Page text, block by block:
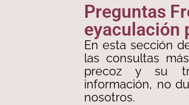
Preguntas
eyaculación
En esta sección
las consultas
precoz y su
información, no
nosotros.